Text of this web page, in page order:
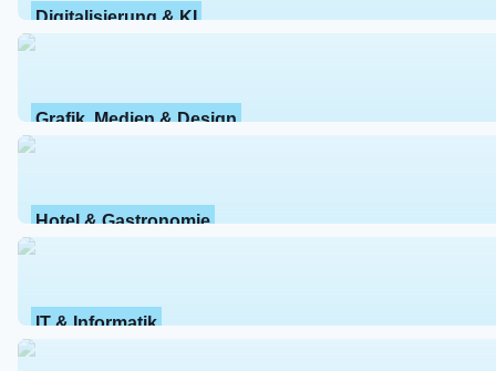
Digitalisierung & KI
Grafik, Medien & Design
Hotel & Gastronomie
IT & Informatik